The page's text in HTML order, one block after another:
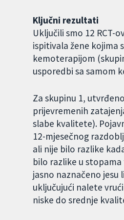
Ključni rezultati
Uključili smo 12 RCT-
ispitivala žene kojima
kemoterapijom
usporedbi sa samom
Za skupinu 1,
prijevremenih
slabe kvalitete).
12-mjesečnog
ali nije bilo razlike
bilo razlike u
jasno naznačeno jesu
uključujući nalete
niske do srednje